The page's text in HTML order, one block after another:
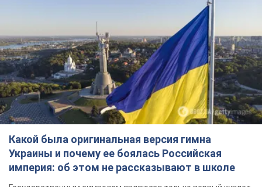
Какой была оригинальная версия гимна
Украины и почему ее боялась Российская
империя: об этом не рассказывают в школе